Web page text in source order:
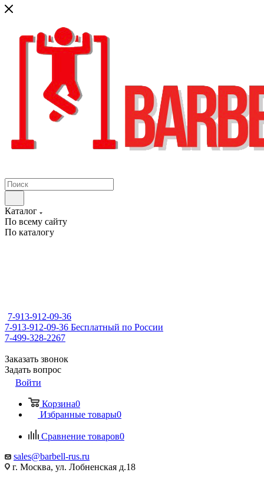
Каталог
По всему сайту
По каталогу
7-913-912-09-36
7-913-912-09-36 Бесплатный по России
7-499-328-2267
Заказать звонок
Задать вопрос
Войти
Корзина0
Избранные товары0
Сравнение товаров0
sales@barbell-rus.ru
г. Москва, ул. Лобненская д.18